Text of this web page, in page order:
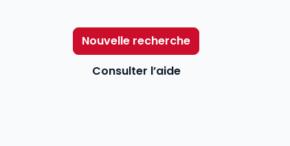
Nouvelle recherche
Consulter l’aide